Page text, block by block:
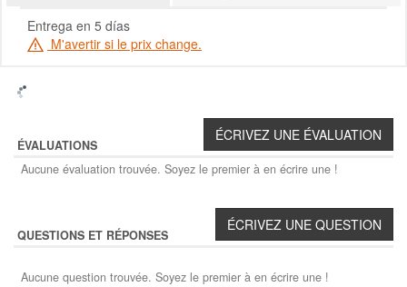
Entrega en 5 días
M'avertir si le prix change.
ÉVALUATIONS
Aucune évaluation trouvée. Soyez le premier à en écrire une !
QUESTIONS ET RÉPONSES
Aucune question trouvée. Soyez le premier à en écrire une !